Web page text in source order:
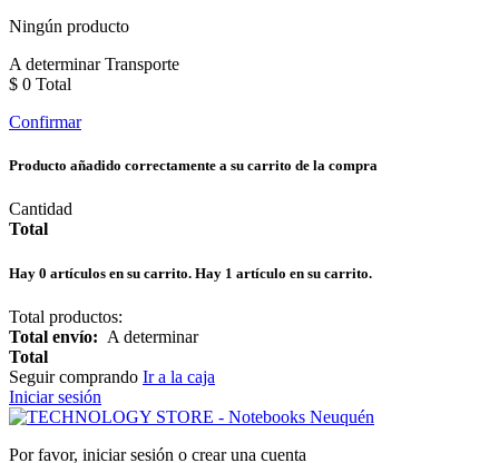
Ningún producto
A determinarTransporte
$ 0 Total
Confirmar
Producto añadido correctamente a su carrito de la compra
Cantidad
Total
Hay 0 artículos en su carrito. Hay 1 artículo en su carrito.
Total productos:
Total envío: A determinar
Total
Seguir comprando Ir a la caja
Iniciar sesión
Por favor, iniciar sesión o crear una cuenta